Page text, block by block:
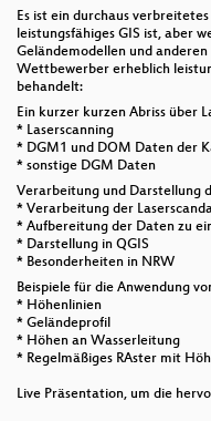
Es ist ein durchaus
leistungsfähiges GIS ist, aber
Geländemodellen und
Wettbewerber erheblich
behandelt:
Ein kurzer kurzen Abriss über
* Laserscanning
* DGM1 und DOM Daten der
* sonstige DGM Daten
Verarbeitung und Darstellung
* Verarbeitung der
* Aufbereitung der Daten zu
* Darstellung in QGIS
* Besonderheiten in NRW
Beispiele für die Anwendung
* Höhenlinien
* Geländeprofil
* Höhen an Wasserleitung
* Regelmäßiges RAster mit
Live Präsentation, um die